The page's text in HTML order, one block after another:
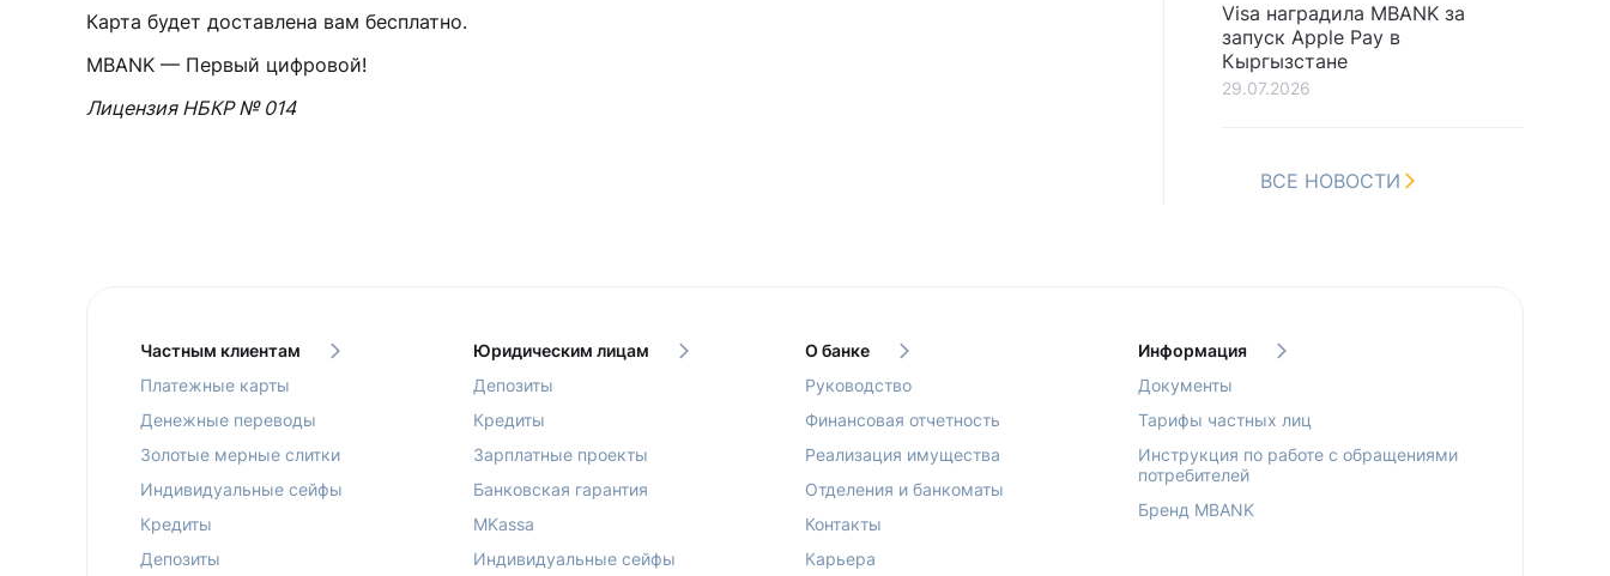
Карта будет доставлена вам бесплатно.
MBANK — Первый цифровой!
Лицензия НБКР № 014
Visa наградила MBANK за
запуск Apple Pay в
Кыргызстане
29.07.2026
ВСЕ НОВОСТИ
Частным клиентам
Платежные карты
Денежные переводы
Золотые мерные слитки
Индивидуальные сейфы
Кредиты
Депозиты
Юридическим лицам
Депозиты
Кредиты
Зарплатные проекты
Банковская гарантия
MKassa
Индивидуальные сейфы
О банке
Руководство
Финансовая отчетность
Реализация имущества
Отделения и банкоматы
Контакты
Карьера
Информация
Документы
Тарифы частных лиц
Инструкция по работе с обращениями
потребителей
Бренд MBANK